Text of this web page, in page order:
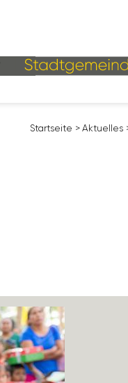
Start­seite > Aktu­elles